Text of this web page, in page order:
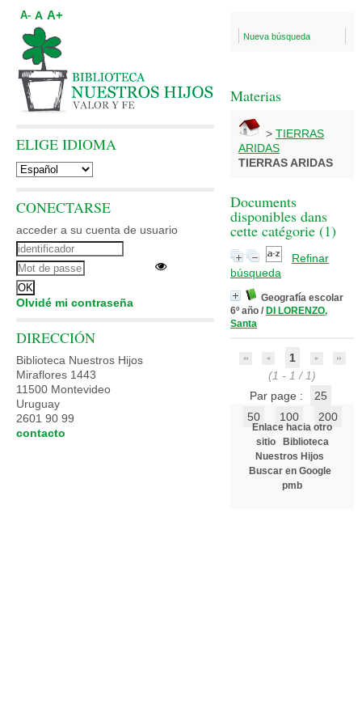
Nueva búsqueda
Materias
> TIERRAS
ARIDAS
TIERRAS ARIDAS
Documents
disponibles dans
cette catégorie (1)
Refinar
búsqueda
Geografía escolar
6º año / DI LORENZO,
Santa
1
(1 - 1 / 1)
Par page :
25
50
100 200
Enlace hacia otro
sitio
Biblioteca
Nuestros Hijos
Buscar en Google
pmb
A- A A+
ELIGE IDIOMA
CONECTARSE
acceder a su cuenta de usuario
Olvidé mi contraseña
DIRECCIÓN
Biblioteca Nuestros Hijos
Miraflores 1443
11500 Montevideo
Uruguay
2601 90 99
contacto